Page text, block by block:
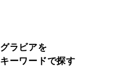
グラビアを
キーワードで探す